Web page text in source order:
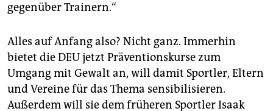
gegenüber Trainern.“
Alles auf Anfang also? Nicht ganz. Immerhin
bietet die DEU jetzt Präventionskurse zum
Umgang mit Gewalt an, will damit Sportler, Eltern
und Vereine für das Thema sensibilisieren.
Außerdem will sie dem früheren Sportler Isaak